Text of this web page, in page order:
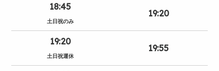
18:45
土日祝のみ
19:20
19:20
土日祝運休
19:55